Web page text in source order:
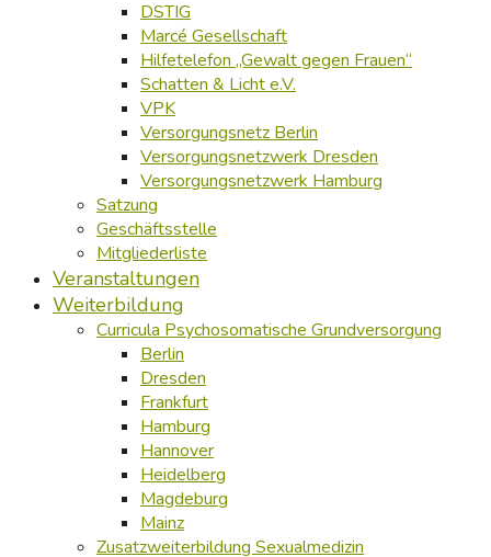
DSTIG
Marcé Gesellschaft
Hilfetelefon „Gewalt gegen Frauen“
Schatten & Licht e.V.
VPK
Versorgungsnetz Berlin
Versorgungsnetzwerk Dresden
Versorgungsnetzwerk Hamburg
Satzung
Geschäftsstelle
Mitgliederliste
Veranstaltungen
Weiterbildung
Curricula Psychosomatische Grundversorgung
Berlin
Dresden
Frankfurt
Hamburg
Hannover
Heidelberg
Magdeburg
Mainz
Zusatzweiterbildung Sexualmedizin